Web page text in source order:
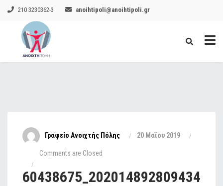
210 3230362-3 anoihtipoli@anoihtipoli.gr
Γραφείο Ανοιχτής Πόλης 20 Μαΐου 2019
Comments are Closed
60438675_202014892809434